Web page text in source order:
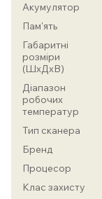
Акумулятор
Пам'ять
Габаритні
розміри
(ШхДхВ)
Діапазон
робочих
температур
Тип сканера
Бренд
Процесор
Клас захисту